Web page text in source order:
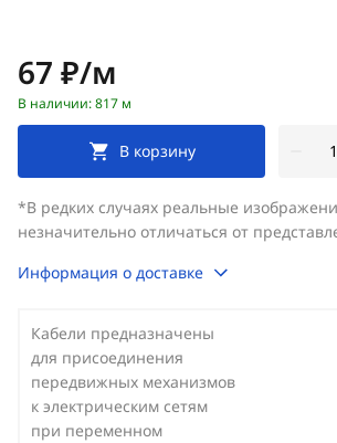
Цена:
67 ₽/м
В наличии: 817 м
В корзину
*В редких случаях реальные
незначительно отличаться от
Информация о доставке
Кабели предназначены
для присоединения
передвижных механизмов
к электрическим сетям
при переменном